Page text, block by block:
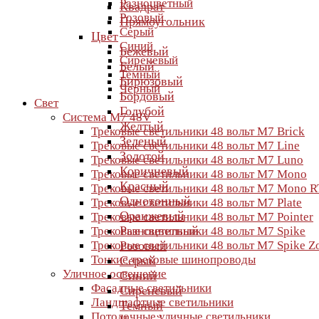
Разноцветный
Розовый
Серый
Синий
Сиреневый
Темный
Черный
Свет
Система M7 48V
Трековые светильники 48 вольт M7 Brick
Трековые светильники 48 вольт M7 Line
Трековые светильники 48 вольт M7 Luno
Трековые светильники 48 вольт M7 Mono
Трековые светильники 48 вольт M7 Mono
Трековые светильники 48 вольт M7 Plate
Трековые светильники 48 вольт M7 Pointer
Трековые светильники 48 вольт M7 Spike
Трековые светильники 48 вольт M7 Spike
Тонкие трековые шинопроводы
Уличное освещение
Фасадные светильники
Ландшафтные светильники
Квадрат
Прямоугольник
Цвет
Бежевый
Белый
Бирюзовый
Бордовый
Голубой
Желтый
Зеленый
Золотой
Коричневый
Красный
Однотонный
Оранжевый
Разноцветный
Розовый
Серый
Синий
Сиреневый
Темный